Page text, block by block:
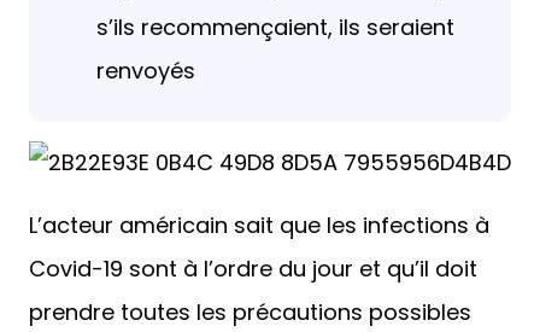
s’ils recommençaient, ils seraient
renvoyés
L’acteur américain sait que les infections à
Covid-19 sont à l’ordre du jour et qu’il doit
prendre toutes les précautions possibles